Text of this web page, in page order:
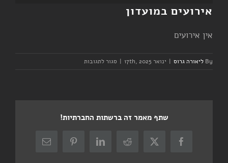
אירועים במועדון
אין אירועים
By ליאורה גרוס | ינואר 17th, 2025 | סגור לתגובות
קבוצה
שתף מאמר זה ברשתות החברתיות!
Facebook
X
Reddit
LinkedIn
Pinterestכתובת